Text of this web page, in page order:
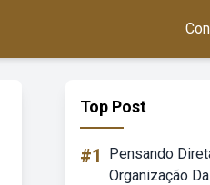
Top Post
#1
Pensando
Organização